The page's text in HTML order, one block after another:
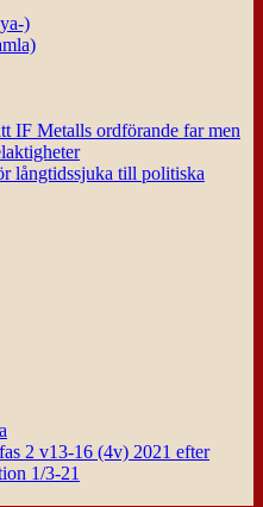
)
IF Metalls ordförande far men
långtidssjuka till politiska
2 v13-16 (4v) 2021 efter
1/3-21